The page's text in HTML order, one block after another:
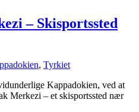
– Skisportssted
, Tyrkiet
Kappadokien, ved at
Merkezi – et skisportssted nær